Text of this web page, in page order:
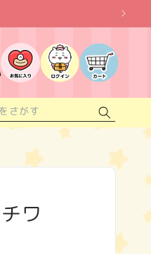
入
り
ス
ト
グ
イ
カ
ー
ト
ワ